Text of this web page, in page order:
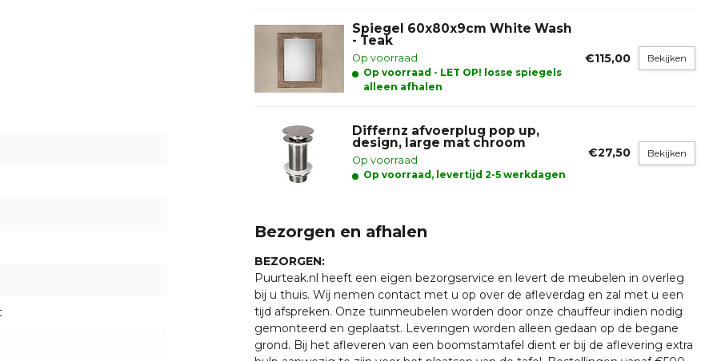
chauffeur bezorgd op de
dan worden de
kan het
zijn deze nogmaals
alleen het allerbeste
Spiegel 60x80x9cm White Wash
- Teak
Op voorraad
Op voorraad - LET OP! losse spiegels
alleen afhalen
€115,00 Bekijken
Differnz afvoerplug pop up,
design, large mat chroom
Op voorraad
Op voorraad, levertijd 2-5 werkdagen
€27,50 Bekijken
Bezorgen en afhalen
BEZORGEN:
Puurteak.nl heeft een eigen bezorgservice en levert de meubelen in overleg
bij u thuis. Wij nemen contact met u op over de afleverdag en zal met u een
tijd afspreken. Onze tuinmeubelen worden door onze chauffeur indien nodig
gemonteerd en geplaatst. Leveringen worden alleen gedaan op de begane
grond. Bij het afleveren van een boomstamtafel dient er bij de aflevering extra